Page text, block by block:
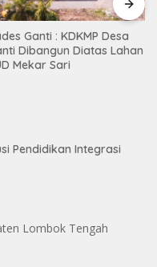
Ganti : KDKMP Desa
Dibangun Diatas Lahan
Mekar Sari
Pendidikan Integrasi
Lombok Tengah